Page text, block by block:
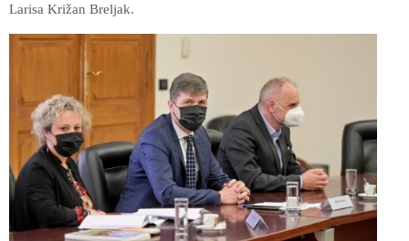
Larisa Križan Breljak.